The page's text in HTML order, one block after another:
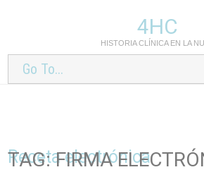
4HC
HISTORIA CLÍNICA EN LA
Go To...
TAG: FIRMA
Receta electrónica